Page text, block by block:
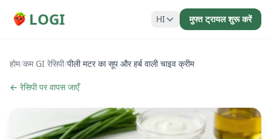
LOGI HI मुफ्त ट्रायल शुरू करें
होम/कम GI रेसिपी/पीली मटर का सूप और हर्ब वाली चाइव क्रीम
← रेसिपी पर वापस जाएँ